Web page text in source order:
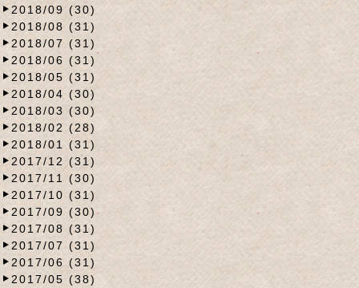
2018/09 (30)
2018/08 (31)
2018/07 (31)
2018/06 (31)
2018/05 (31)
2018/04 (30)
2018/03 (30)
2018/02 (28)
2018/01 (31)
2017/12 (31)
2017/11 (30)
2017/10 (31)
2017/09 (30)
2017/08 (31)
2017/07 (31)
2017/06 (31)
2017/05 (38)